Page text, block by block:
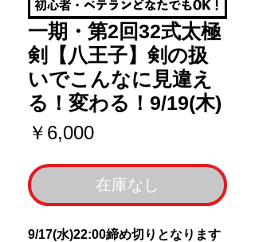
一期・第2回32式太極
剣【八王子】剣の扱
いでこんなに見違え
る！変わる！9/19(木)
￥6,000価
在庫なし
9/17(水)22:00締め切りとなります